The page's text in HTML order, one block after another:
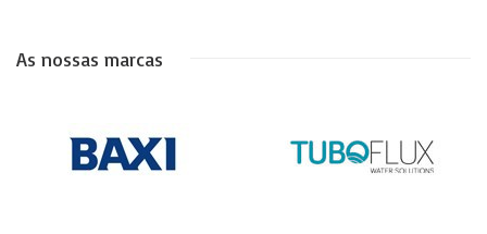
As nossas marcas